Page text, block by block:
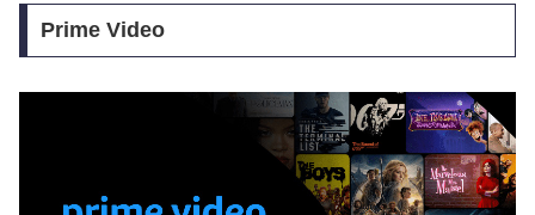
Prime Video